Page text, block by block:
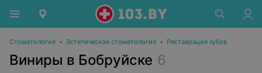
Стоматология • Эстетическая стоматология • Реставрация зубов
Виниры в Бобруйске 6